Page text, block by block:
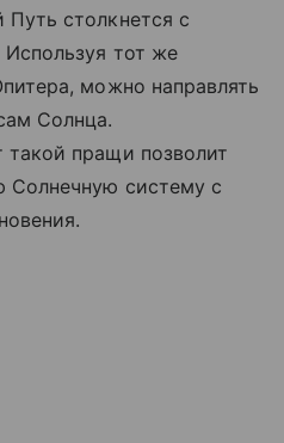
столкнется с
тот же
можно направлять
Солнца.
такой пращи позволит
Солнечную систему с